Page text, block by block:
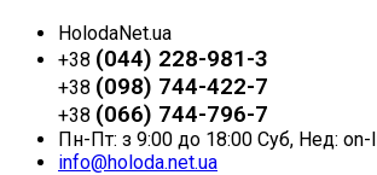
HolodaNet.ua
+38 (044) 228-981-3
+38 (098) 744-422-7
+38 (066) 744-796-7
Пн-Пт: з 9:00 до 18:00 Суб, Нед: on-
info@holoda.net.ua